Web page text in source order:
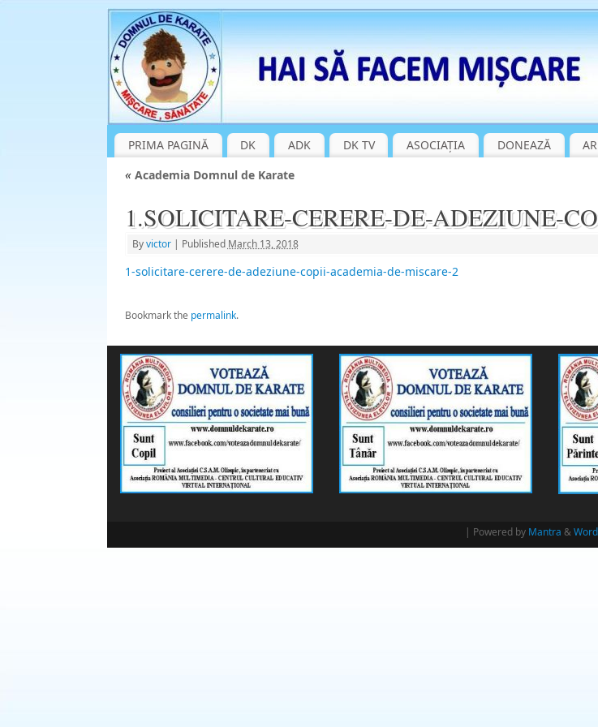
PRIMA PAGINĂ DK ADK DK TV ASOCIAȚIA DONEAZĂ
«Academia Domnul de Karate
1.SOLICITARE-CERERE-DE-ADEZIUNE-
By victor | Published March 13, 2018
1-solicitare-cerere-de-adeziune-copii-academia-de-miscare-2
Bookmark the permalink.
| Powered by Mantra &